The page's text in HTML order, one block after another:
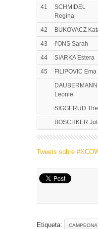
41
SCHMIDEL
Regina
42 BUKOVACZ
43
I’ONS Sarah
44
SIARKA Estera
45
FILIPOVIC Ema
DAUBERMANN
Leonie
SIGGERUD
BOSCHKER
Tweets sobre
Etiqueta: